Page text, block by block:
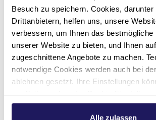
Besuch zu speichern. Cookies, darunter
Drittanbietern, helfen uns, unsere
verbessern, um Ihnen das bestmögliche
unserer Website zu bieten, und Ihnen
zugeschnittene Angebote zu machen.
notwendige Cookies werden auch bei
ablehnen gesetzt. Ihre Einstellungen
Weitere Informationen hierzu finden Sie
.
Alle zulassen
luther(at)jsd.de
Über das Martin
Krankenhaus
Das Martin Luther Krankenhaus in
Charlottenburg-Wilmersdorf, ein
der Johannesstift Diakonie, ist ein
Unfallkrankenhaus sowie